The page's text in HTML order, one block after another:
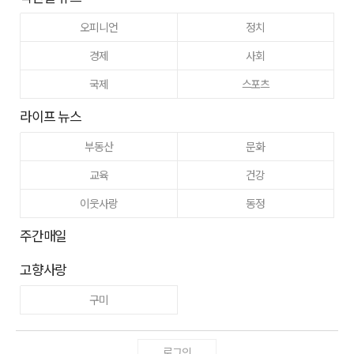
오피니언
정치
경제
사회
국제
스포츠
라이프 뉴스
부동산
문화
교육
건강
이웃사랑
동정
주간매일
고향사랑
구미